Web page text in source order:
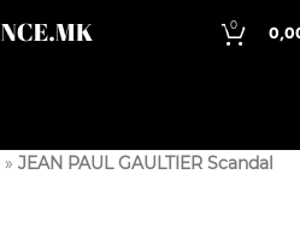
0
» JEAN PAUL GAULTIER Scandal